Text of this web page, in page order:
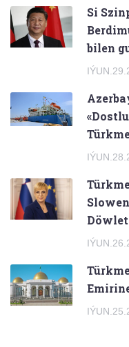
Si
bilen